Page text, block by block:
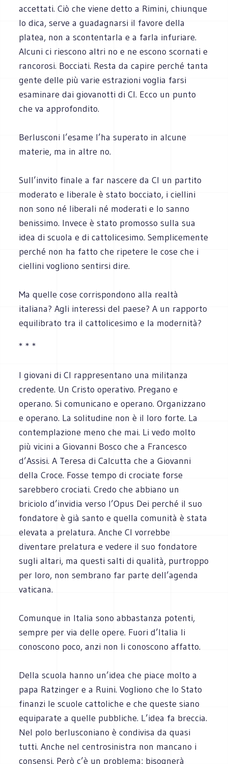
accettati. Ciò che viene detto a Rimini, chiunque
lo dica, serve a guadagnarsi il favore della
platea, non a scontentarla e a farla infuriare.
Alcuni ci riescono altri no e ne escono scornati e
rancorosi. Bocciati. Resta da capire perché tanta
gente delle più varie estrazioni voglia farsi
esaminare dai giovanotti di Cl. Ecco un punto
che va approfondito.
Berlusconi l’esame l’ha superato in alcune
materie, ma in altre no.
Sull’invito finale a far nascere da Cl un partito
moderato e liberale è stato bocciato, i ciellini
non sono né liberali né moderati e lo sanno
benissimo. Invece è stato promosso sulla sua
idea di scuola e di cattolicesimo. Semplicemente
perché non ha fatto che ripetere le cose che i
ciellini vogliono sentirsi dire.
Ma quelle cose corrispondono alla realtà
italiana? Agli interessi del paese? A un rapporto
equilibrato tra il cattolicesimo e la modernità?
* * *
I giovani di Cl rappresentano una militanza
credente. Un Cristo operativo. Pregano e
operano. Si comunicano e operano. Organizzano
e operano. La solitudine non è il loro forte. La
contemplazione meno che mai. Li vedo molto
più vicini a Giovanni Bosco che a Francesco
d’Assisi. A Teresa di Calcutta che a Giovanni
della Croce. Fosse tempo di crociate forse
sarebbero crociati. Credo che abbiano un
briciolo d’invidia verso l’Opus Dei perché il suo
fondatore è già santo e quella comunità è stata
elevata a prelatura. Anche Cl vorrebbe
diventare prelatura e vedere il suo fondatore
sugli altari, ma questi salti di qualità, purtroppo
per loro, non sembrano far parte dell’agenda
vaticana.
Comunque in Italia sono abbastanza potenti,
sempre per via delle opere. Fuori d’Italia li
conoscono poco, anzi non li conoscono affatto.
Della scuola hanno un’idea che piace molto a
papa Ratzinger e a Ruini. Vogliono che lo Stato
finanzi le scuole cattoliche e che queste siano
equiparate a quelle pubbliche. L’idea fa breccia.
Nel polo berlusconiano è condivisa da quasi
tutti. Anche nel centrosinistra non mancano i
consensi. Però c’è un problema: bisognerà